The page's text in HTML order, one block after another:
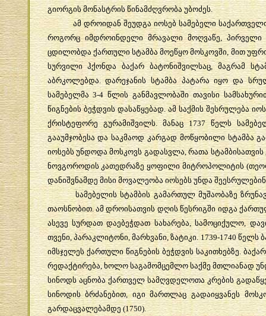
გიორგის მონასტრის წინამძღვრობა უბოძეს.
ამ დროიდან შეუდგა იოსებ სამებელი
როგორც იმდროინდელი მრავალი მოღვაწე,პირველი
ცდილობდა ქართული სტამბა მოეწყო მოსკოვში, მით
სურვილი ჰქონდა ბაქარ ბატონიშვილსაც,მაგრამ
აბრკოლებდა.დარეჯანის სტამბა პატარა იყო და
სამებელმა3-4წლის განმავლობაში თავისი
წიგნების ბეჭდვის დასაწყებად.ამ საქმის შესრულება
ქრისტეფორე
გურამიშვილს.მანაც1737წელს
გააუმჯობესა და საკმაოდ კარგად მოწყობილი სტამბა
იოსებს უნდოდა მოსკოვს გადასვლა,რათა სტამბისათვის
ნოვგოროდის კათედრაზე ყოფილი მიტროპოლიტის(
დანიშვნამდე მისი მოვალეობა იოსებს უნდა
სამებელის სტამბის გამართულ მუშაობაზე
თაოსნობით.ამ დროისათვის დღის წესრიგში იდგა
ასევე სურდათ დაებეჭდათ სახარება,სამოციქულო,
თვენი, პარაკლიტონი,მარხვანი,ზატიკი. 1739-1740წელს
იმსჯელეს ქართული წიგნების ბეჭდვის საკითხებზე.
რედაქტირება,ხოლო საგამომცემლო საქმე მთლიანად
სინოდს აცნობა ქართველ სამღვდელოთა კრების
სინოდის ბრძანებით,იგი მართლაც გადაიყვანეს
გარდაცვალებამდე(1750).